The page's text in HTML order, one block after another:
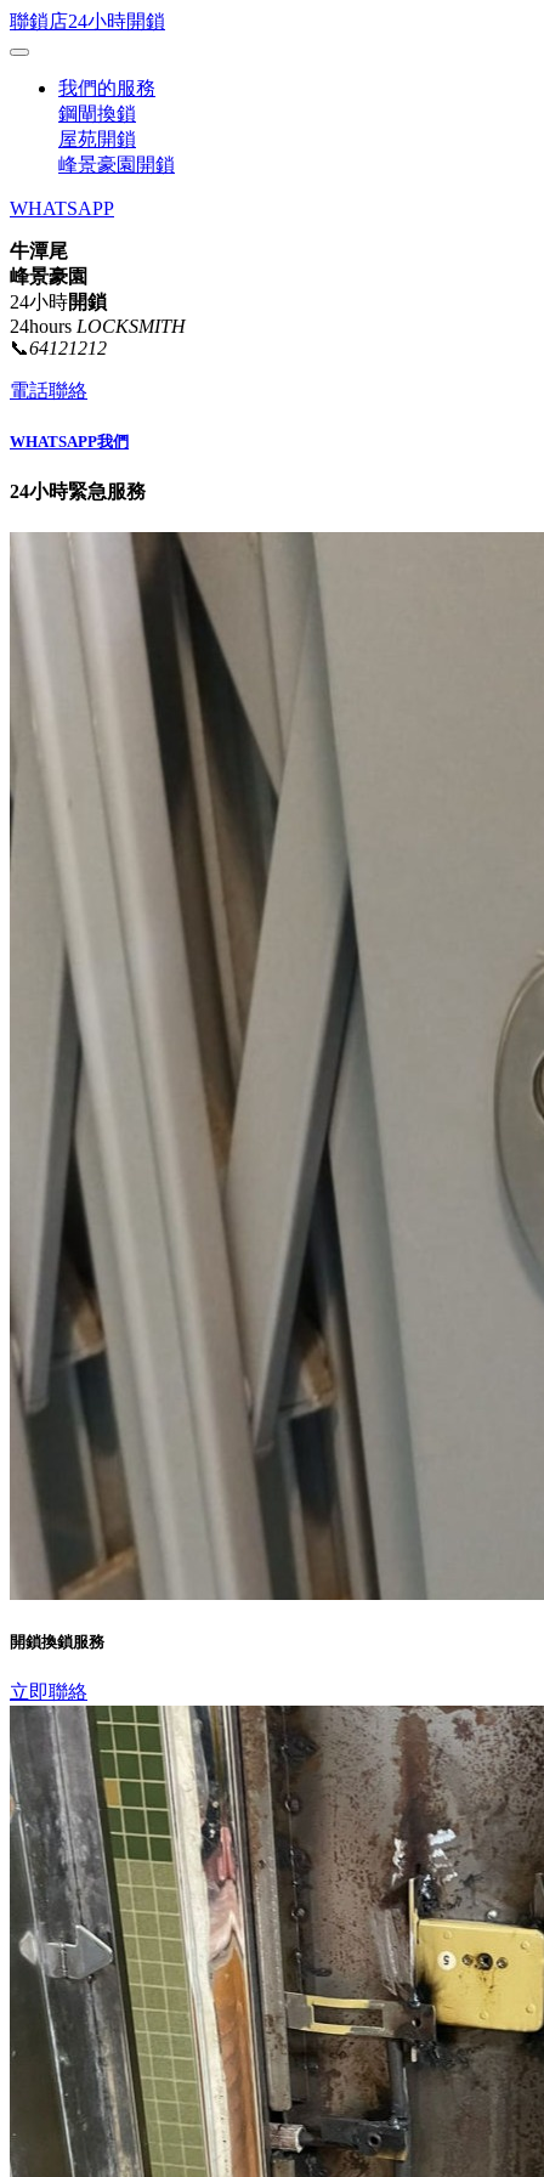
聯鎖店24小時開鎖
我們的服務
鋼閘換鎖
屋苑開鎖
峰景豪園開鎖
WHATSAPP
牛潭尾
峰景豪園
24小時開鎖
24hours LOCKSMITH
📞64121212
電話聯絡
WHATSAPP我們
24小時緊急服務
開鎖換鎖服務
立即聯絡